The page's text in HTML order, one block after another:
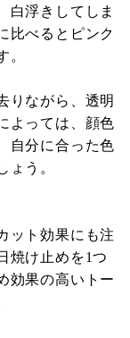
白浮きしてしま
比べるとピンク
。
りながら、透明
よっては、顔色
自分に合った色
ょう。
ット効果にも注
焼け止めを1つ
効果の高いトー